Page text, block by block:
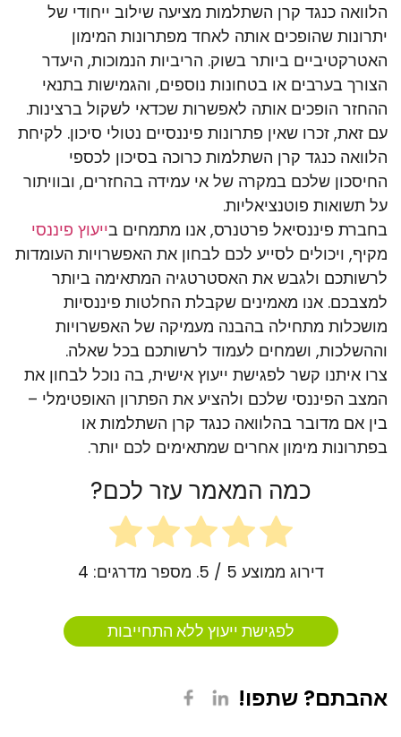
הלוואה כנגד קרן השתלמות מציעה שילוב ייחודי של
יתרונות שהופכים אותה לאחד מפתרונות המימון
האטרקטיביים ביותר בשוק. הריביות הנמוכות, היעדר
הצורך בערבים או בטחונות נוספים, והגמישות בתנאי
ההחזר הופכים אותה לאפשרות שכדאי לשקול ברצינות.
עם זאת, זכרו שאין פתרונות פיננסיים נטולי סיכון. לקיחת
הלוואה כנגד קרן השתלמות כרוכה בסיכון לכספי
החיסכון שלכם במקרה של אי עמידה בהחזרים, ובוויתור
על תשואות פוטנציאליות.
בחברת פיננסיאל פרטנרס, אנו מתמחים בייעוץ פיננסי
מקיף, ויכולים לסייע לכם לבחון את האפשרויות העומדות
לרשותכם ולגבש את האסטרטגיה המתאימה ביותר
למצבכם. אנו מאמינים שקבלת החלטות פיננסיות
מושכלות מתחילה בהבנה מעמיקה של האפשרויות
וההשלכות, ושמחים לעמוד לרשותכם בכל שאלה.
צרו איתנו קשר לפגישת ייעוץ אישית, בה נוכל לבחון את
המצב הפיננסי שלכם ולהציע את הפתרון האופטימלי –
בין אם מדובר בהלוואה כנגד קרן השתלמות או
בפתרונות מימון אחרים שמתאימים לכם יותר.
כמה המאמר עזר לכם?
דירוג ממוצע 5 / 5. מספר מדרגים: 4
לפגישת ייעוץ ללא התחייבות
אהבתם? שתפו!